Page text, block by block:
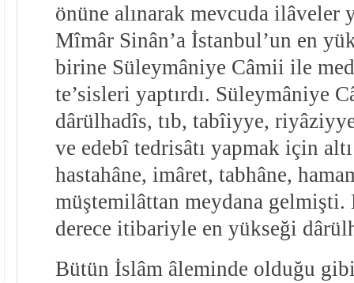
önüne alınarak mevcuda ilâveler
Mîmâr Sinân’a İstanbul’un en
birine Süleymâniye Câmii ile
te’sisleri yaptırdı. Süleymâniye
dârülhadîs, tıb, tabîiyye,
ve edebî tedrisâtı yapmak için
hastahâne, imâret, tabhâne,
müştemilâttan meydana gelmişti.
derece itibariyle en yükseği
Bütün İslâm âleminde olduğu